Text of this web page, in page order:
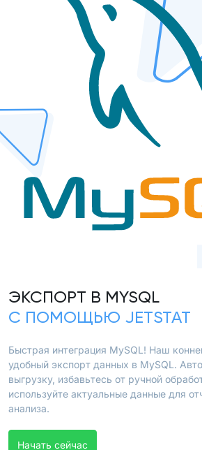
ЭКСПОРТ В MYSQL
С ПОМОЩЬЮ JETSTAT
Быстрая интеграция MySQL! Наш
удобный экспорт данных в MySQL.
выгрузку, избавьтесь от ручной
используйте актуальные данные для
анализа.
Начать сейчас